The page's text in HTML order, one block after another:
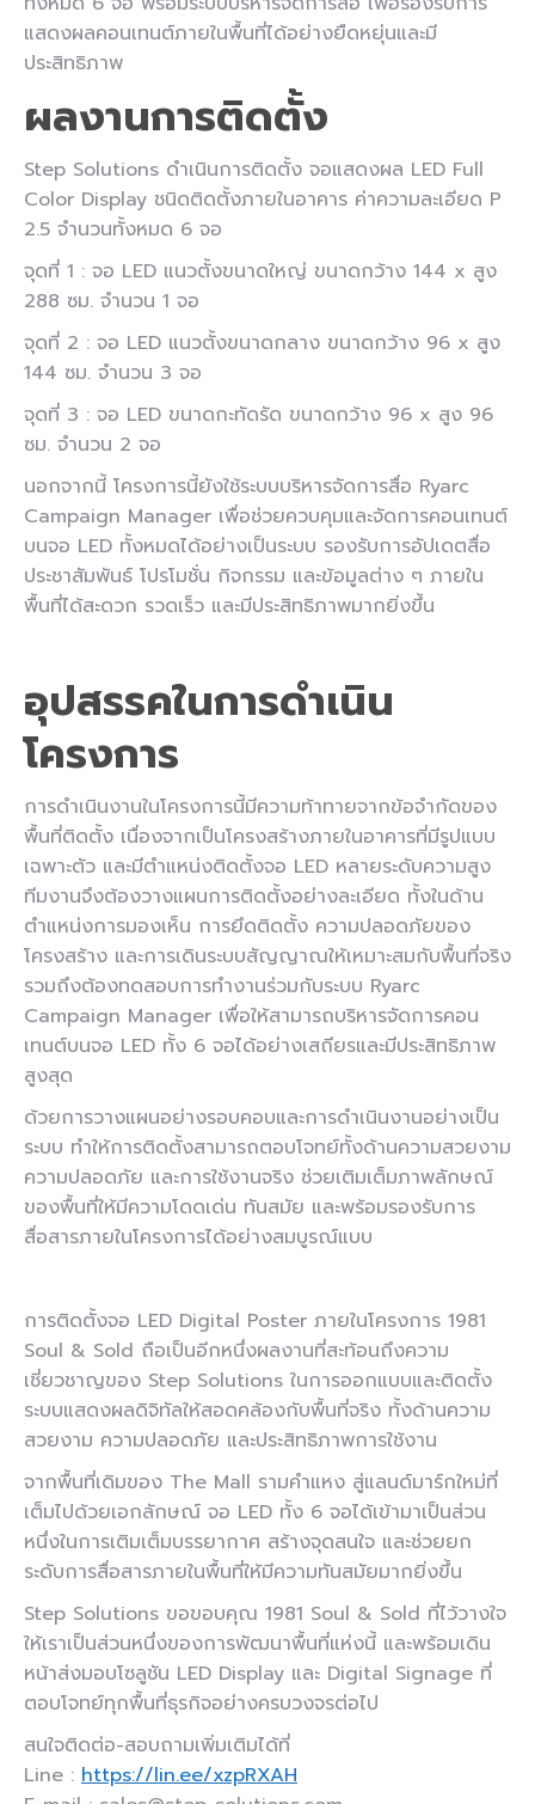
แสดงผลคอนเทนต์ภายในพื้นที่ได้อย่างยืดหยุ่นและมี
ประสิทธิภาพ
ผลงานการติดตั้ง
Step Solutions ดำเนินการติดตั้ง จอแสดงผล LED Full
Color Display ชนิดติดตั้งภายในอาคาร ค่าความละเอียด P
2.5 จำนวนทั้งหมด 6 จอ
จุดที่ 1 : จอ LED แนวตั้งขนาดใหญ่ ขนาดกว้าง 144 x สูง
288 ซม. จำนวน 1 จอ
จุดที่ 2 : จอ LED แนวตั้งขนาดกลาง ขนาดกว้าง 96 x สูง
144 ซม. จำนวน 3 จอ
จุดที่ 3 : จอ LED ขนาดกะทัดรัด ขนาดกว้าง 96 x สูง 96
ซม. จำนวน 2 จอ
นอกจากนี้ โครงการนี้ยังใช้ระบบบริหารจัดการสื่อ Ryarc
Campaign Manager เพื่อช่วยควบคุมและจัดการคอนเทนต์
บนจอ LED ทั้งหมดได้อย่างเป็นระบบ รองรับการอัปเดตสื่อ
ประชาสัมพันธ์ โปรโมชั่น กิจกรรม และข้อมูลต่าง ๆ ภายใน
พื้นที่ได้สะดวก รวดเร็ว และมีประสิทธิภาพมากยิ่งขึ้น
อุปสรรคในการดำเนิน
โครงการ
การดำเนินงานในโครงการนี้มีความท้าทายจากข้อจำกัดของ
พื้นที่ติดตั้ง เนื่องจากเป็นโครงสร้างภายในอาคารที่มีรูปแบบ
เฉพาะตัว และมีตำแหน่งติดตั้งจอ LED หลายระดับความสูง
ทีมงานจึงต้องวางแผนการติดตั้งอย่างละเอียด ทั้งในด้าน
ตำแหน่งการมองเห็น การยึดติดตั้ง ความปลอดภัยของ
โครงสร้าง และการเดินระบบสัญญาณให้เหมาะสมกับพื้นที่จริง
รวมถึงต้องทดสอบการทำงานร่วมกับระบบ Ryarc
Campaign Manager เพื่อให้สามารถบริหารจัดการคอน
เทนต์บนจอ LED ทั้ง 6 จอได้อย่างเสถียรและมีประสิทธิภาพ
สูงสุด
ด้วยการวางแผนอย่างรอบคอบและการดำเนินงานอย่างเป็น
ระบบ ทำให้การติดตั้งสามารถตอบโจทย์ทั้งด้านความสวยงาม
ความปลอดภัย และการใช้งานจริง ช่วยเติมเต็มภาพลักษณ์
ของพื้นที่ให้มีความโดดเด่น ทันสมัย และพร้อมรองรับการ
สื่อสารภายในโครงการได้อย่างสมบูรณ์แบบ
การติดตั้งจอ LED Digital Poster ภายในโครงการ 1981
Soul & Sold ถือเป็นอีกหนึ่งผลงานที่สะท้อนถึงความ
เชี่ยวชาญของ Step Solutions ในการออกแบบและติดตั้ง
ระบบแสดงผลดิจิทัลให้สอดคล้องกับพื้นที่จริง ทั้งด้านความ
สวยงาม ความปลอดภัย และประสิทธิภาพการใช้งาน
จากพื้นที่เดิมของ The Mall รามคำแหง สู่แลนด์มาร์กใหม่ที่
เต็มไปด้วยเอกลักษณ์ จอ LED ทั้ง 6 จอได้เข้ามาเป็นส่วน
หนึ่งในการเติมเต็มบรรยากาศ สร้างจุดสนใจ และช่วยยก
ระดับการสื่อสารภายในพื้นที่ให้มีความทันสมัยมากยิ่งขึ้น
Step Solutions ขอขอบคุณ 1981 Soul & Sold ที่ไว้วางใจ
ให้เราเป็นส่วนหนึ่งของการพัฒนาพื้นที่แห่งนี้ และพร้อมเดิน
หน้าส่งมอบโซลูชัน LED Display และ Digital Signage ที่
ตอบโจทย์ทุกพื้นที่ธุรกิจอย่างครบวงจรต่อไป
สนใจติดต่อ-สอบถามเพิ่มเติมได้ที่
Line : https://lin.ee/xzpRXAH